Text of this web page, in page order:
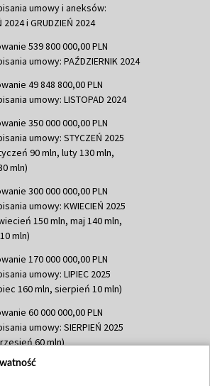
umowy i aneksów:
2024 i GRUDZIEŃ 2024
539 800 000,00 PLN
umowy: PAŹDZIERNIK 2024
49 848 800,00 PLN
umowy: LISTOPAD 2024
350 000 000,00 PLN
umowy: STYCZEŃ 2025
90 mln, luty 130 mln,
mln)
300 000 000,00 PLN
umowy: KWIECIEŃ 2025
150 mln, maj 140 mln,
mln)
170 000 000,00 PLN
umowy: LIPIEC 2025
160 mln, sierpień 10 mln)
60 000 000,00 PLN
umowy: SIERPIEŃ 2025
60 mln)
635 783 051,21 PLN